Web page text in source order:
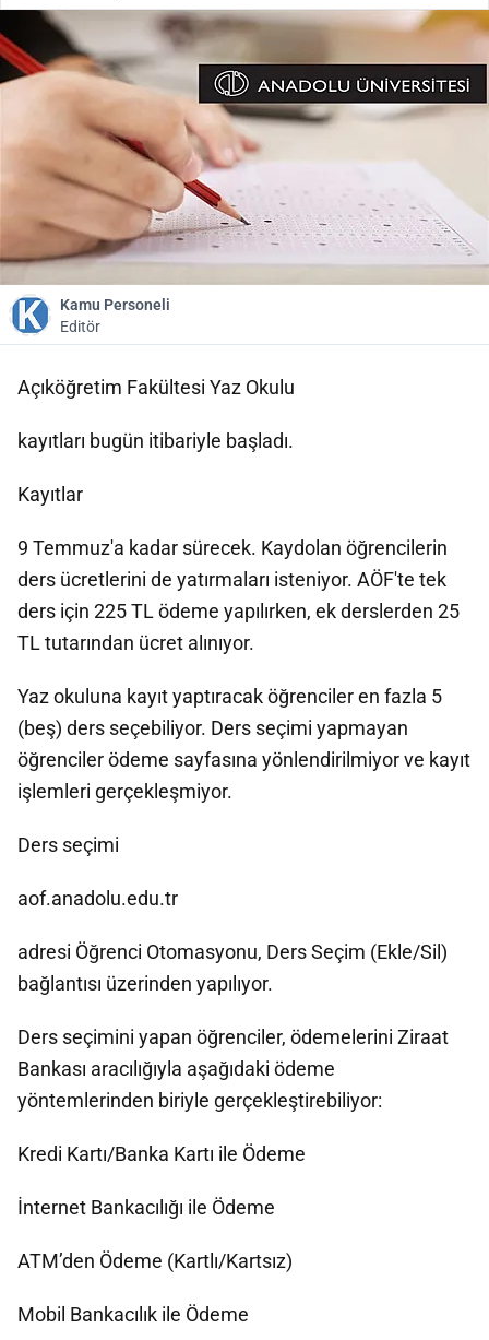
Kamu Personeli
Editör
Açıköğretim Fakültesi Yaz Okulu
kayıtları bugün itibariyle başladı.
Kayıtlar
9 Temmuz'a kadar sürecek. Kaydolan öğrencilerin
ders ücretlerini de yatırmaları isteniyor. AÖF'te tek
ders için 225 TL ödeme yapılırken, ek derslerden 25
TL tutarından ücret alınıyor.
Yaz okuluna kayıt yaptıracak öğrenciler en fazla 5
(beş) ders seçebiliyor. Ders seçimi yapmayan
öğrenciler ödeme sayfasına yönlendirilmiyor ve kayıt
işlemleri gerçekleşmiyor.
Ders seçimi
aof.anadolu.edu.tr
adresi Öğrenci Otomasyonu, Ders Seçim (Ekle/Sil)
bağlantısı üzerinden yapılıyor.
Ders seçimini yapan öğrenciler, ödemelerini Ziraat
Bankası aracılığıyla aşağıdaki ödeme
yöntemlerinden biriyle gerçekleştirebiliyor:
Kredi Kartı/Banka Kartı ile Ödeme
İnternet Bankacılığı ile Ödeme
ATM’den Ödeme (Kartlı/Kartsız)
Mobil Bankacılık ile Ödeme